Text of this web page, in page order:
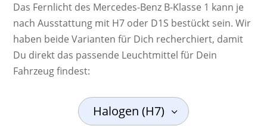
Das Fernlicht des Mercedes-Benz B-Klasse 1 kann je
nach Ausstattung mit H7 oder D1S bestückt sein. Wir
haben beide Varianten für Dich recherchiert, damit
Du direkt das passende Leuchtmittel für Dein
Fahrzeug findest:
Halogen (H7)